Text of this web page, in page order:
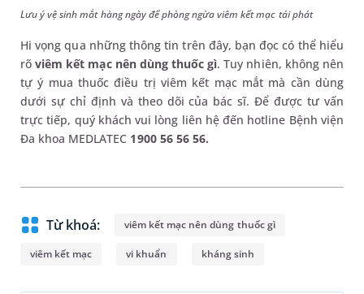
Lưu ý vệ sinh mắt hàng ngày để phòng ngừa viêm kết mạc tái phát
Hi vọng qua những thông tin trên đây, bạn đọc có thể hiểu
rõviêm kết mạc nên dùng thuốc gì. Tuy nhiên, không nên
tự ý mua thuốc điều trị viêm kết mạc mắt mà cần dùng
dưới sự chỉ định và theo dõi của bác sĩ. Để được tư vấn
trực tiếp, quý khách vui lòng liên hệ đến hotline Bệnh viện
Đa khoa MEDLATEC 1900 56 56 56.
Từ khoá: viêm kết mạc nên dùng thuốc gì
viêm kết mạc vi khuẩn kháng sinh